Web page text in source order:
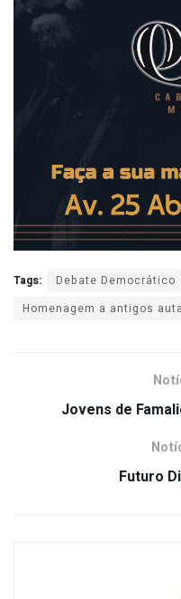
Tags:
Debate Democrático
Homenagem a antigos
Jovens de
Futuro